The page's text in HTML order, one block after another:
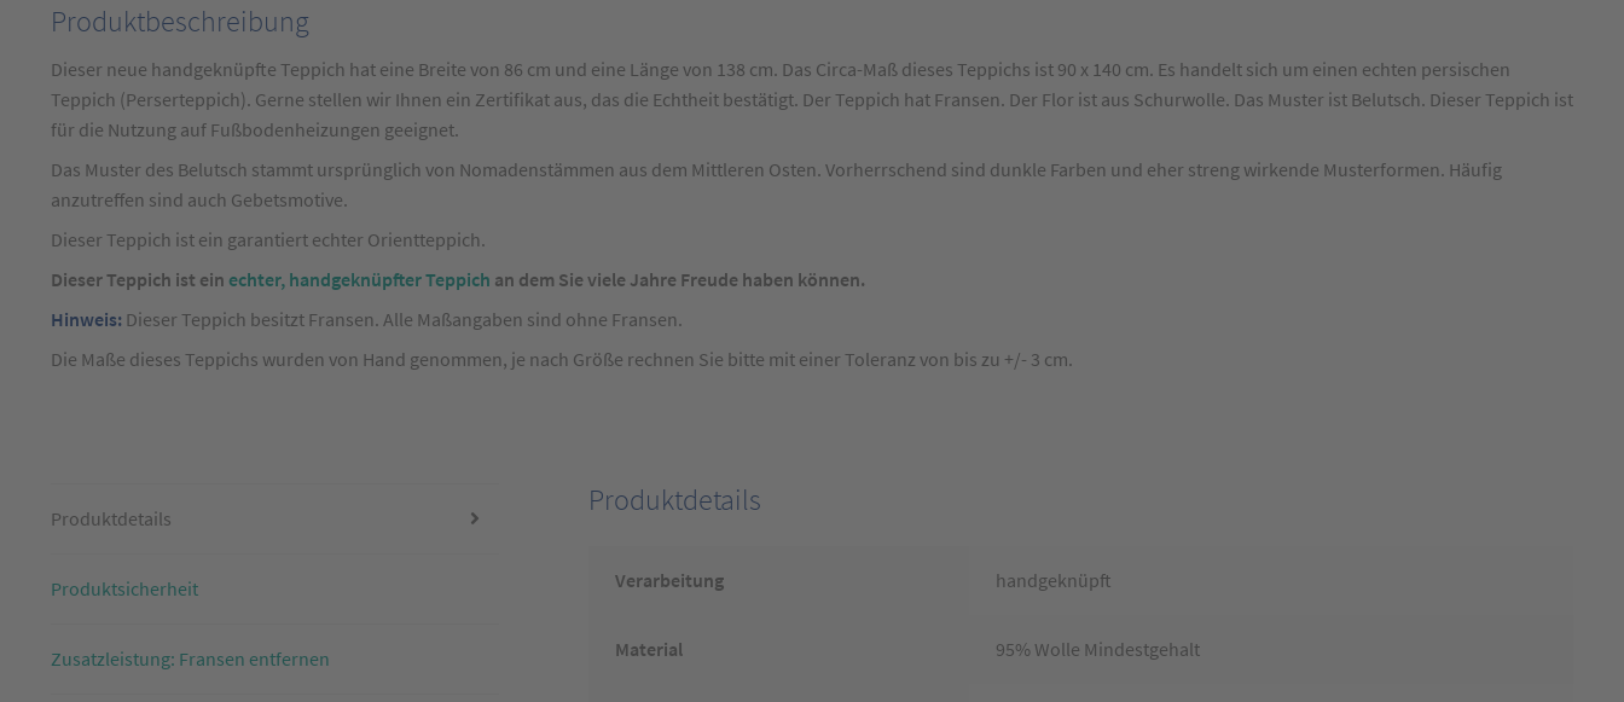
Produktbeschreibung
für
Teppich
Belutsch
Rot
ca.
x
140
cm
Produktbeschreibung
Dieser neue handgeknüpfte Teppich hat eine Breite von 86 cm und eine Länge von 138 cm. Das Circa-Maß dieses Teppichs ist 90 x 140 cm. Es handelt sich um einen echten persischen
Teppich (Perserteppich). Gerne stellen wir Ihnen ein Zertifikat aus, das die Echtheit bestätigt. Der Teppich hat Fransen. Der Flor ist aus Schurwolle. Das Muster ist Belutsch. Dieser Teppich ist
für die Nutzung auf Fußbodenheizungen geeignet.
Das Muster des Belutsch stammt ursprünglich von Nomadenstämmen aus dem Mittleren Osten. Vorherrschend sind dunkle Farben und eher streng wirkende Musterformen. Häufig
anzutreffen sind auch Gebetsmotive.
Dieser Teppich ist ein garantiert echter Orientteppich.
Dieser Teppich ist ein echter, handgeknüpfter Teppich an dem Sie viele Jahre Freude haben können.
Hinweis: Dieser Teppich besitzt Fransen. Alle Maßangaben sind ohne Fransen.
Die Maße dieses Teppichs wurden von Hand genommen, je nach Größe rechnen Sie bitte mit einer Toleranz von bis zu +/- 3 cm.
Produktdetails
Produktsicherheit
Zusatzleistung: Fransen entfernen
Produktdetails
Verarbeitung handgeknüpft
Material 95% Wolle Mindestgehalt